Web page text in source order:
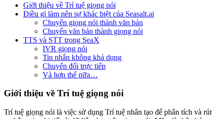
Giới thiệu về Trí tuệ giọng nói
Điều gì làm nên sự khác biệt của Seasalt.ai
Chuyển giọng nói thành văn bản
Chuyển văn bản thành giọng nói
TTS và STT trong SeaX
IVR giọng nói
Tin nhắn không khả dụng
Chuyển đổi trực tiếp
Và hơn thế nữa…
Giới thiệu về Trí tuệ giọng nói
Trí tuệ giọng nói là việc sử dụng Trí tuệ nhân tạo để phân tích và rút